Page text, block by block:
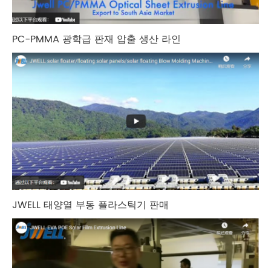
PC-PMMA 광학급 판재 압출 생산 라인
JWELL 태양열 부동 플라스틱기 판매